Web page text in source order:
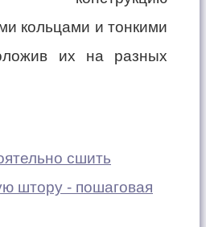
кольцами и тонкими
их на разных
сшить
штору - пошаговая